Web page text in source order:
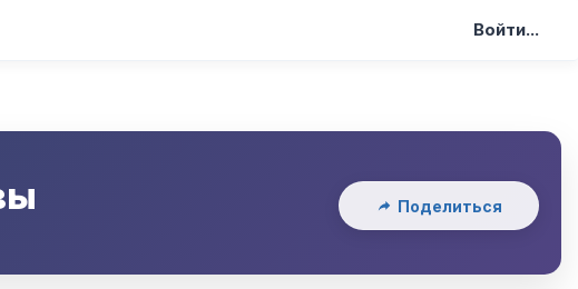
Войти...
Поделиться